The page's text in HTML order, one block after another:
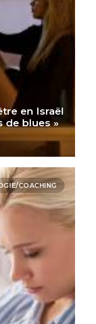
en Israël
de blues »
COACHING